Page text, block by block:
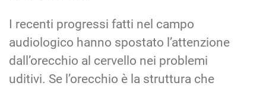
I recenti progressi fatti nel campo
audiologico hanno spostato l’attenzione
dall’orecchio al cervello nei problemi
uditivi. Se l’orecchio è la struttura che